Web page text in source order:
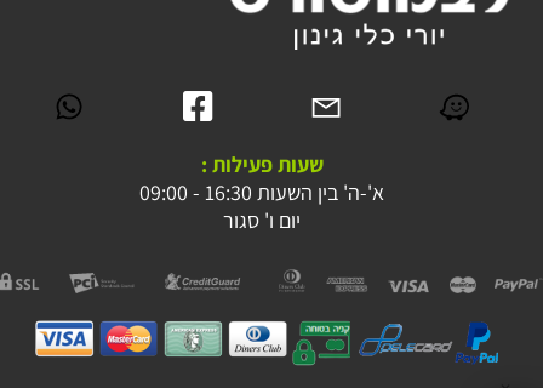
שעות פעילות :
א'-ה' בין השעות 16:30 - 09:00
יום ו' סגור